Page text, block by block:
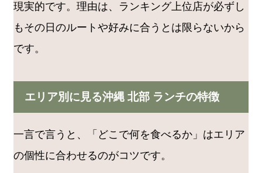
現実的です。理由は、ランキング上位店が必ずし
もその日のルートや好みに合うとは限らないから
です。
エリア別に見る沖縄 北部 ランチの特徴
一言で言うと、「どこで何を食べるか」はエリア
の個性に合わせるのがコツです。